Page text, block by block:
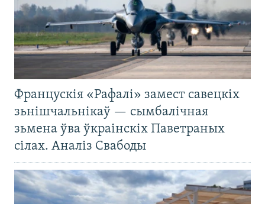
Францускія «Рафалі» замест савецкіх
зьнішчальнікаў — сымбалічная
зьмена ўва ўкраінскіх Паветраных
сілах. Аналіз Свабоды